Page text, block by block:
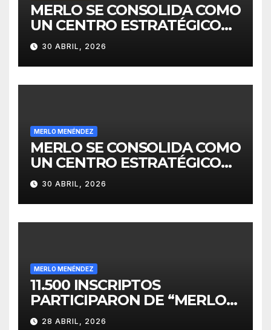
MERLO SE CONSOLIDA COMO
UN CENTRO ESTRATÉGICO
PARA EL DESARROLLO DE
INVERSIONES
30 ABRIL, 2026
MERLO MENÉNDEZ
MERLO SE CONSOLIDA COMO
UN CENTRO ESTRATÉGICO
PARA EL DESARROLLO DE
INVERSIONES
30 ABRIL, 2026
MERLO MENÉNDEZ
11.500 INSCRIPTOS
PARTICIPARON DE “MERLO
CORRE POR MALVINAS”
28 ABRIL, 2026